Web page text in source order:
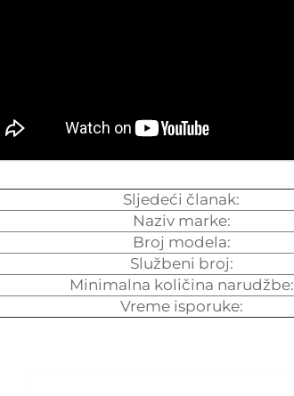
Sljedeći članak:
Naziv marke:
Broj modela:
Službeni broj:
Minimalna količina narudžbe:
Vreme isporuke: